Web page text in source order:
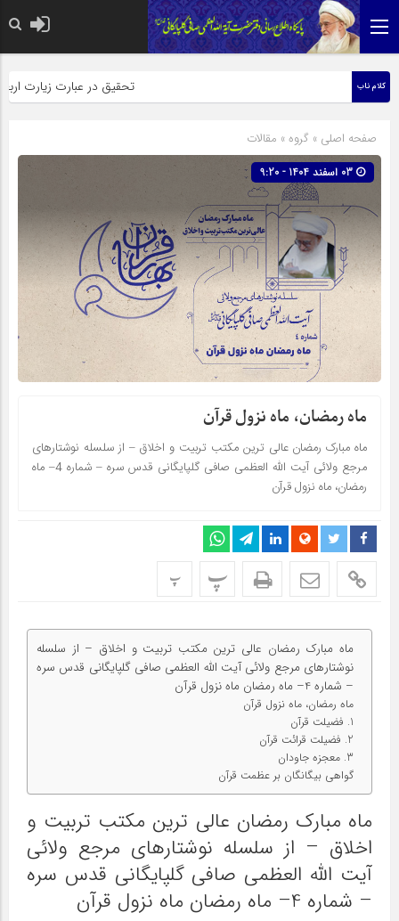
کلام ناب تحقیق در عبارت زیارت اربعین
صفحه اصلی » گروه » مقالات
ماه رمضان، ماه نزول قرآن
ماه مبارک رمضان عالی ترین مکتب تربیت و اخلاق – از سلسله نوشتارهای
مرجع ولائی آیت الله العظمی صافی گلپایگانی قدس سره – شماره 4– ماه
رمضان، ماه نزول قرآن
پ پ
ماه مبارک رمضان عالی ترین مکتب تربیت و اخلاق – از سلسله
نوشتارهای مرجع ولائی آیت الله العظمی صافی گلپایگانی قدس سره
– شماره 4– ماه رمضان ماه نزول قرآن
ماه رمضان، ماه نزول قرآن
1. فضیلت قرآن
2. فضیلت قرائت قرآن
3. معجزه جاودان
گواهی بیگانگان بر عظمت قرآن
ماه مبارک رمضان عالی ترین مکتب تربیت و
اخلاق – از سلسله نوشتارهای مرجع ولائی
آیت الله العظمی صافی گلپایگانی قدس سره
– شماره 4– ماه رمضان ماه نزول قرآن